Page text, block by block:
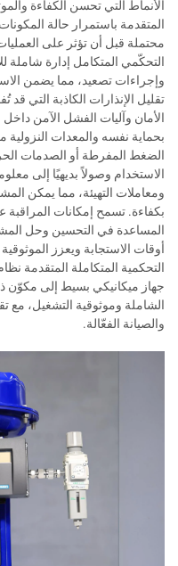
الأنماط التي تحسن الكفاءة
المتقدمة باستمرار حالة
محتملة قبل أن تؤثر على
التحكّمي المتكامل إدارة شاملة
وإجراءات تصعيد، مما يضمن
تقليل الإنذارات الكاذبة التي
الأمان وآليات الفشل الآمن
بحماية نفسه والمعدات
الضغط المفرطة أو الصدمات
الاستخدام وصولاً بديهيًا إلى
ومعاملات التهيئة، مما يمكن
بكفاءة. تسمح إمكانات
المساعدة في التحسين وحل
أوقات الاستجابة ويعزز
التحكمية المتكاملة المتقدمة
جهاز ميكانيكي بسيط إلى مكوّن
الشاملة وموثوقية التشغيل، مع
والصيانة الفعّالة.